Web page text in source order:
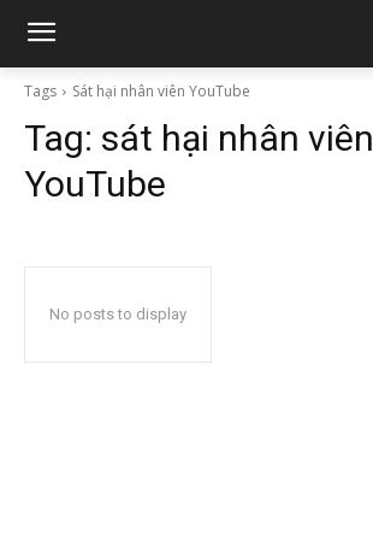
Tags Sát hại nhân viên YouTube
Tag: sát hại nhân viên
YouTube
No posts to display